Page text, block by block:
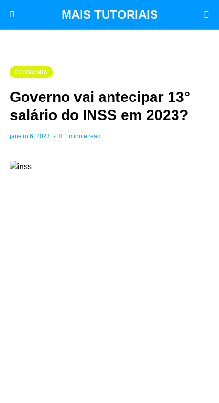
MAIS TUTORIAIS
ECONOMIA
Governo vai antecipar 13°
salário do INSS em 2023?
janeiro 6, 2023 1 minute read